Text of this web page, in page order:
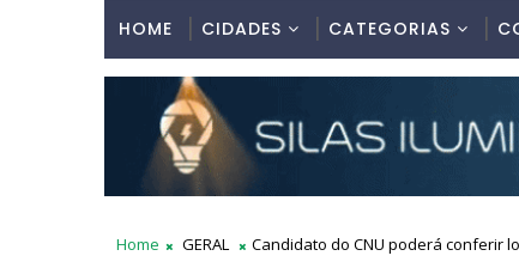
HOME CIDADES CATEGORIAS
Home GERAL Candidato do CNU poderá conferir